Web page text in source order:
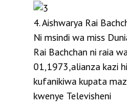
4. Aishwarya Rai
Ni msindi wa miss
Rai Bachchan ni raia
01,1973,alianza kazi
kufanikiwa kupata
kwenye Televisheni